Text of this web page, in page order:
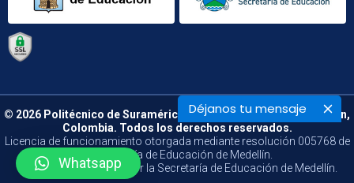
Déjanos tu mensaje
© 2026 Politécnico de Suramérica. Calle 48 B N° 66 – 09. Medellín,
Colombia. Todos los derechos reservados.
Licencia de funcionamiento otorgada mediante resolución 005768 de
la Secretaría de Educación de Medellín.
Vigilado y Controlado por la Secretaría de Educación de Medellín.
Whatsapp